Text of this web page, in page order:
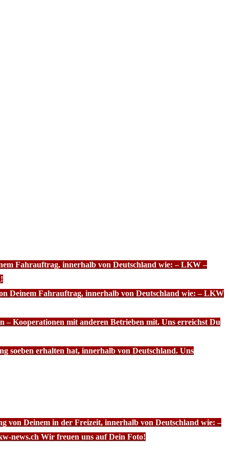
Fahrauftrag, innerhalb von Deutschland wie: – LKW –
Deinem Fahrauftrag, innerhalb von Deutschland wie: – LKW
– Kooperationen mit anderen Betrieben mit. Uns erreichst Du
soeben erhalten hat, innerhalb von Deutschland. Uns
von Deinem in der Freizeit, innerhalb von Deutschland wie: –
news.ch Wir freuen uns auf Dein Foto!